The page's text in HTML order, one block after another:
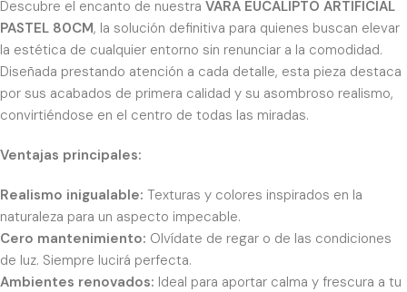
Descubre el encanto de nuestra VARA EUCALIPTO ARTIFICIAL
PASTEL 80CM, la solución definitiva para quienes buscan elevar
la estética de cualquier entorno sin renunciar a la comodidad.
Diseñada prestando atención a cada detalle, esta pieza destaca
por sus acabados de primera calidad y su asombroso realismo,
convirtiéndose en el centro de todas las miradas.
Ventajas principales:
Realismo inigualable: Texturas y colores inspirados en la
naturaleza para un aspecto impecable.
Cero mantenimiento: Olvídate de regar o de las condiciones
de luz. Siempre lucirá perfecta.
Ambientes renovados: Ideal para aportar calma y frescura a tu